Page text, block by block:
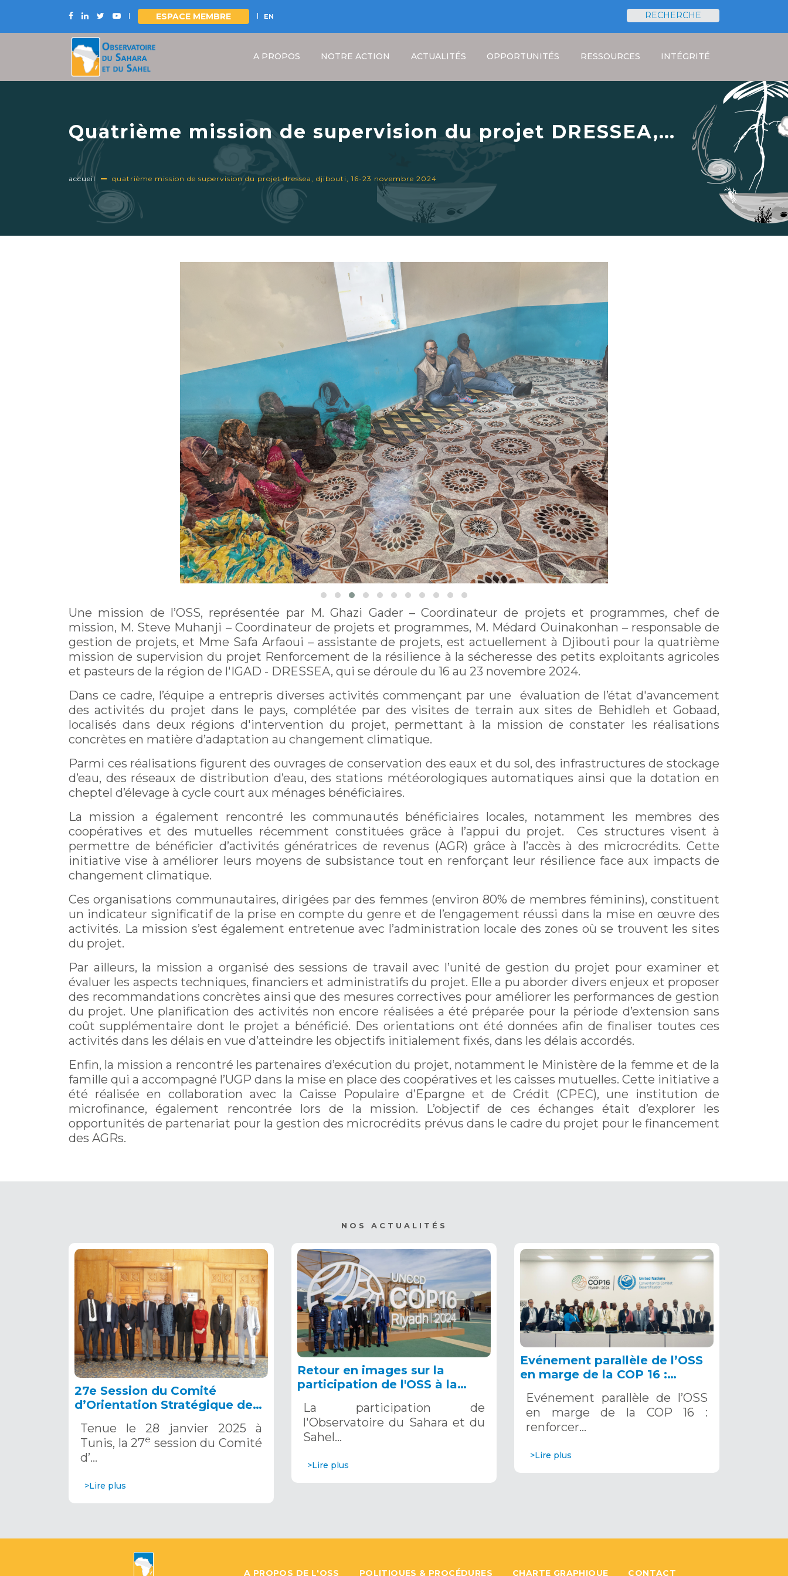
principal
ESPACE MEMBRE EN
RECHERCHE
A PROPOS NOTRE ACTION ACTUALITÉS OPPORTUNITÉS RESSOURCES INTÉGRITÉ
Quatrième mission de supervision du projet DRESSEA,
Djibouti, 16-23 novembre 2024
Fil
accueil quatrième mission de supervision du projet dressea, djibouti, 16-23 novembre 2024
Une mission de l’OSS, représentée par M. Ghazi Gader – Coordinateur de projets et programmes, chef de
mission, M. Steve Muhanji – Coordinateur de projets et programmes, M. Médard Ouinakonhan – responsable de
gestion de projets, et Mme Safa Arfaoui – assistante de projets, est actuellement à Djibouti pour la quatrième
mission de supervision du projet Renforcement de la résilience à la sécheresse des petits exploitants agricoles
et pasteurs de la région de l'IGAD - DRESSEA, qui se déroule du 16 au 23 novembre 2024.
Dans ce cadre, l’équipe a entrepris diverses activités commençant par une évaluation de l’état d'avancement
des activités du projet dans le pays, complétée par des visites de terrain aux sites de Behidleh et Gobaad,
localisés dans deux régions d'intervention du projet, permettant à la mission de constater les réalisations
concrètes en matière d’adaptation au changement climatique.
Parmi ces réalisations figurent des ouvrages de conservation des eaux et du sol, des infrastructures de stockage
d’eau, des réseaux de distribution d’eau, des stations météorologiques automatiques ainsi que la dotation en
cheptel d’élevage à cycle court aux ménages bénéficiaires.
La mission a également rencontré les communautés bénéficiaires locales, notamment les membres des
coopératives et des mutuelles récemment constituées grâce à l’appui du projet. Ces structures visent à
permettre de bénéficier d’activités génératrices de revenus (AGR) grâce à l’accès à des microcrédits. Cette
initiative vise à améliorer leurs moyens de subsistance tout en renforçant leur résilience face aux impacts de
changement climatique.
Ces organisations communautaires, dirigées par des femmes (environ 80% de membres féminins), constituent
un indicateur significatif de la prise en compte du genre et de l’engagement réussi dans la mise en œuvre des
activités. La mission s’est également entretenue avec l’administration locale des zones où se trouvent les sites
du projet.
Par ailleurs, la mission a organisé des sessions de travail avec l’unité de gestion du projet pour examiner et
évaluer les aspects techniques, financiers et administratifs du projet. Elle a pu aborder divers enjeux et proposer
des recommandations concrètes ainsi que des mesures correctives pour améliorer les performances de gestion
du projet. Une planification des activités non encore réalisées a été préparée pour la période d’extension sans
coût supplémentaire dont le projet a bénéficié. Des orientations ont été données afin de finaliser toutes ces
activités dans les délais en vue d’atteindre les objectifs initialement fixés, dans les délais accordés.
Enfin, la mission a rencontré les partenaires d’exécution du projet, notamment le Ministère de la femme et de la
famille qui a accompagné l’UGP dans la mise en place des coopératives et les caisses mutuelles. Cette initiative a
été réalisée en collaboration avec la Caisse Populaire d’Epargne et de Crédit (CPEC), une institution de
microfinance, également rencontrée lors de la mission. L’objectif de ces échanges était d’explorer les
opportunités de partenariat pour la gestion des microcrédits prévus dans le cadre du projet pour le financement
des AGRs.
NOS ACTUALITÉS
27e Session du Comité
d’Orientation Stratégique de
Tenue le 28 janvier 2025 à
Tunis, la 27e session du Comité
d’…
>Lire plus
Retour en images sur la
participation de l'OSS à la
2024 à Riyad, en Arabie
Saoudite
La participation de
l'Observatoire du Sahara et du
Sahel…
>Lire plus
Evénement parallèle de l’OSS
en marge de la COP 16 :
grâce aux Systèmes d’Alerte
Précoce Multirisques. 12
décembre 2024
Evénement parallèle de l’OSS
en marge de la COP 16 :
renforcer…
>Lire plus
A PROPOS DE L'OSS POLITIQUES & PROCÉDURES CHARTE GRAPHIQUE CONTACT